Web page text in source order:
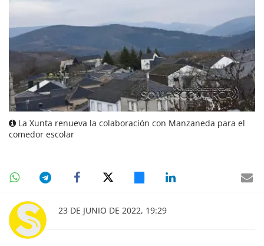
La Xunta renueva la colaboración con Manzaneda para el
comedor escolar
23 DE JUNIO DE 2022, 19:29